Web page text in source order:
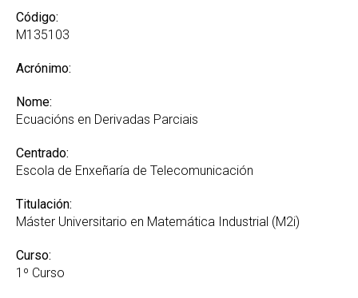
Código:
M135103
Acrónimo:
Nome:
Ecuacións en Derivadas Parciais
Centrado:
Escola de Enxeñaría de Telecomunicación
Titulación:
Máster Universitario en Matemática Industrial (M2i)
Curso:
1º Curso